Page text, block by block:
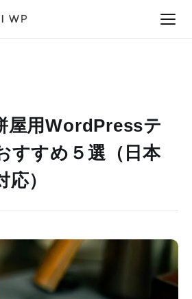
屋用WordPressテ
すすめ５選（日本
）